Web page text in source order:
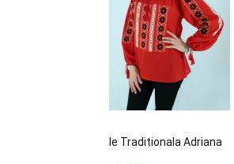
Ie Traditionala Adriana